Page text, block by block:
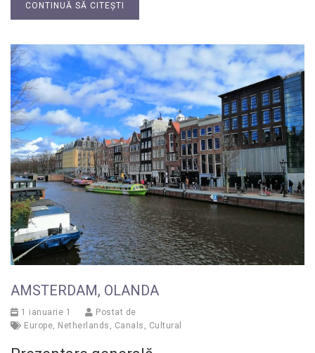
CONTINUĂ SĂ CITEȘTI
AMSTERDAM, OLANDA
1 ianuarie 1
Postat de
Europe, Netherlands , Canals , Cultural